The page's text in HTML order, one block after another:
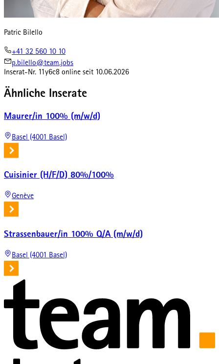
Patric Bilello
+41 32 560 10 10
p.bilello@team.jobs
Inserat-Nr. 11y6c8 online seit 10.06.2026
Ähnliche Inserate
Maurer/in 100% (m/w/d)
Basel (4001 Basel)
Cuisinier (H/F/D) 80%/100%
Genève
Strassenbauer/in 100% Q/A (m/w/d)
Basel (4001 Basel)